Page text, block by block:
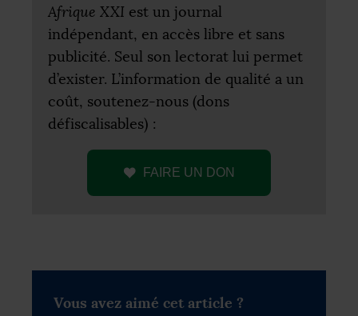
Afrique XXI est un journal
indépendant, en accès libre et sans
publicité. Seul son lectorat lui permet
d’exister. L’information de qualité a un
coût, soutenez-nous (dons
défiscalisables) :
FAIRE UN DON
Vous avez aimé cet article ?